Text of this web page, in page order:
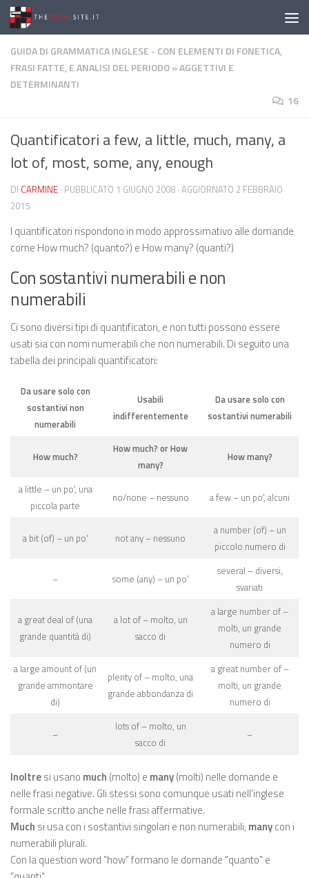
Salta al contenuto
GUIDA DI GRAMMATICA INGLESE - CON ELEMENTI DI FONETICA,
FRASI FATTE, E ANALISI DEL PERIODO»AGGETTIVI E
DETERMINANTI
16
Quantificatori a few, a little, much, many, a
lot of, most, some, any, enough
DI CARMINE · PUBBLICATO 1 GIUGNO 2008 · AGGIORNATO 2 FEBBRAIO
2015
I quantificatori rispondono in modo approssimativo alle domande
come How much? (quanto?) e How many? (quanti?)
Con sostantivi numerabili e non
numerabili
Ci sono diversi tipi di quantificatori, e non tutti possono essere
usati sia con nomi numerabili che non numerabili. Di seguito una
tabella dei principali quantificatori:
Da usare solo con
sostantivi non
numerabili
Usabili
indifferentemente
Da usare solo con
sostantivi numerabili
How much?
How much? or How
many?
How many?
a little – un po', una
piccola parte
no/none – nessuno a few – un po', alcuni
a bit (of) – un po' not any – nessuno
a number (of) – un
piccolo numero di
– some (any) – un po'
several – diversi,
svariati
a great deal of (una
grande quantità di)
a lot of – molto, un
sacco di
a large number of –
molti, un grande
numero di
a large amount of (un
grande ammontare
di)
plenty of – molto, una
grande abbondanza di
a great number of –
molti, un grande
numero di
–
lots of – molto, un
sacco di
–
Inoltresi usano much (molto) e many(molti) nelle domande e
nelle frasi negative. Gli stessi sono comunque usati nell'inglese
formale scritto anche nelle frasi affermative.
Much si usa con i sostantivi singolari e non numerabili, manycon i
numerabili plurali.
Con la question word "how" formano le domande "quanto" e